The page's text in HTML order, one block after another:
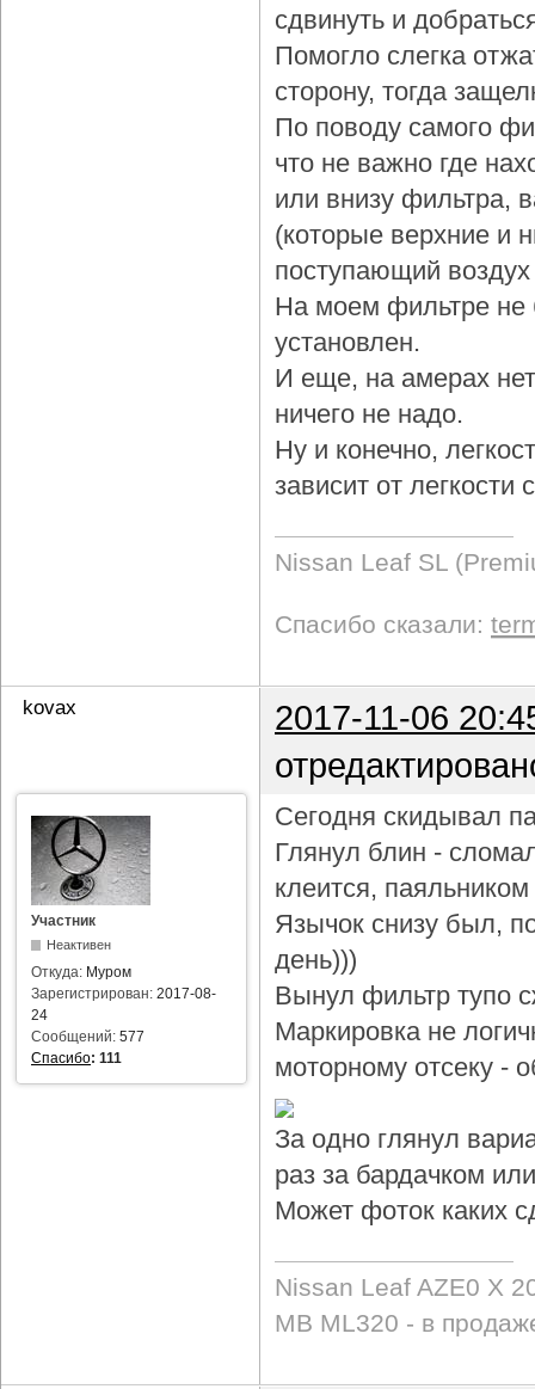
сдвинуть и
Помогло слегка
сторону, тогда
По поводу самого
что не важно где
или внизу фильтра,
(которые верхние и
поступающий
На моем фильтре не
установлен.
И еще, на амерах
ничего не надо.
Ну и конечно,
зависит от
Nissan Leaf SL
Спасибо сказали:
kovax
2017-11-06
Участник
Неактивен
Откуда: Муром
Зарегистрирован: 2017-08-
24
Сообщений: 577
Спасибо: 111
Сегодня скидывал
Глянул блин -
клеится,
Язычок снизу был,
день)))
Вынул фильтр тупо
Маркировка не
моторному отсеку -
За одно глянул
раз за бардачком
Может фоток каких
Nissan Leaf AZE0 X
MB ML320 - в